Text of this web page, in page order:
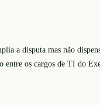
a disputa mas não
entre os cargos de TI do